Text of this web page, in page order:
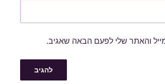
והאתר שלי לפעם הבאה שאגיב.